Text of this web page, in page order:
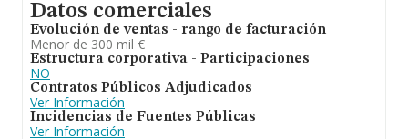
Datos comerciales
Evolución de ventas - rango de facturación
Menor de 300 mil €
Estructura corporativa - Participaciones
NO
Contratos Públicos Adjudicados
Ver Información
Incidencias de Fuentes Públicas
Ver Información